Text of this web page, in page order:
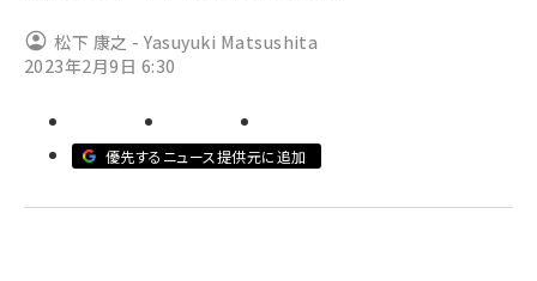
abc123 (1376)
ai crunch (1370)
松下 康之 - Yasuyuki Matsushita
2023年2月9日 6:30
優先するニュース提供元に追加